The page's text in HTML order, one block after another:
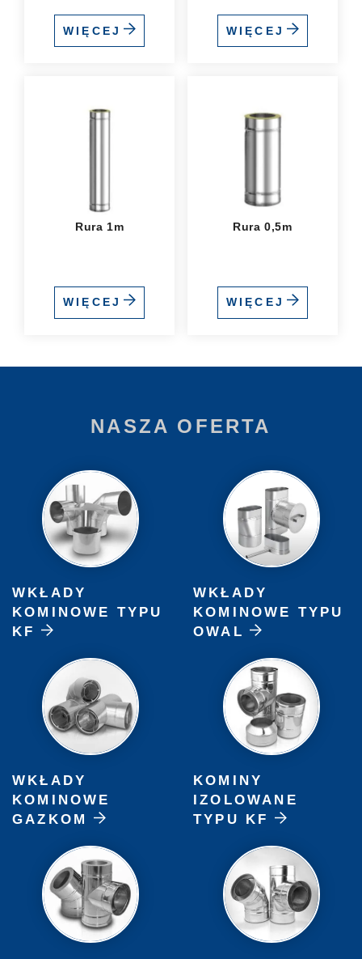
WIĘCEJ WIĘCEJ
Rura 1m
WIĘCEJ
Rura 0,5m
WIĘCEJ
NASZA OFERTA
WKŁADY
KOMINOWE TYPU
KF
WKŁADY
KOMINOWE TYPU
OWAL
WKŁADY
KOMINOWE
GAZKOM
KOMINY
IZOLOWANE
TYPU KF